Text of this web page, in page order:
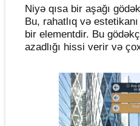
Niyə qısa bir aşağı
Bu, rahatlıq və
bir elementdir. Bu
azadlığı hissi verir və